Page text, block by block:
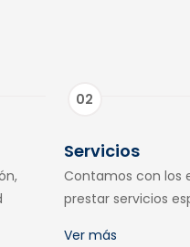
Servicios
Contamos con los
prestar servicios
Ver más